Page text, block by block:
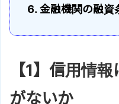
金融機関の融資
【1】信用情
がないか